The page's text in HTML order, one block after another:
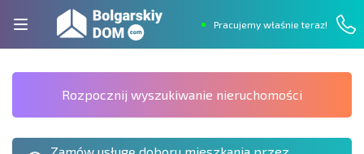
Pracujemy właśnie teraz!
Rozpocznij wyszukiwanie nieruchomości